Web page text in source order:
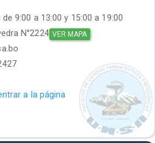
de 9:00 a 13:00 y 15:00 a 19:00
N°2224 VER MAPA
a la página